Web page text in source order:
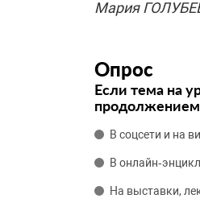
Мария
Опрос
Если тема на
В соцсети и на
В
На выставки,